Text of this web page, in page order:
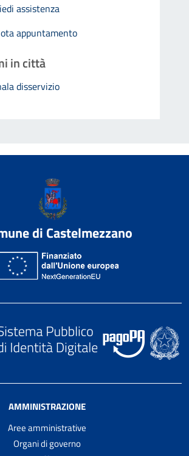
assistenza
appuntamento
in città
disservizio
di Castelmezzano
AMMINISTRAZIONE
Aree amministrative
Organi di governo